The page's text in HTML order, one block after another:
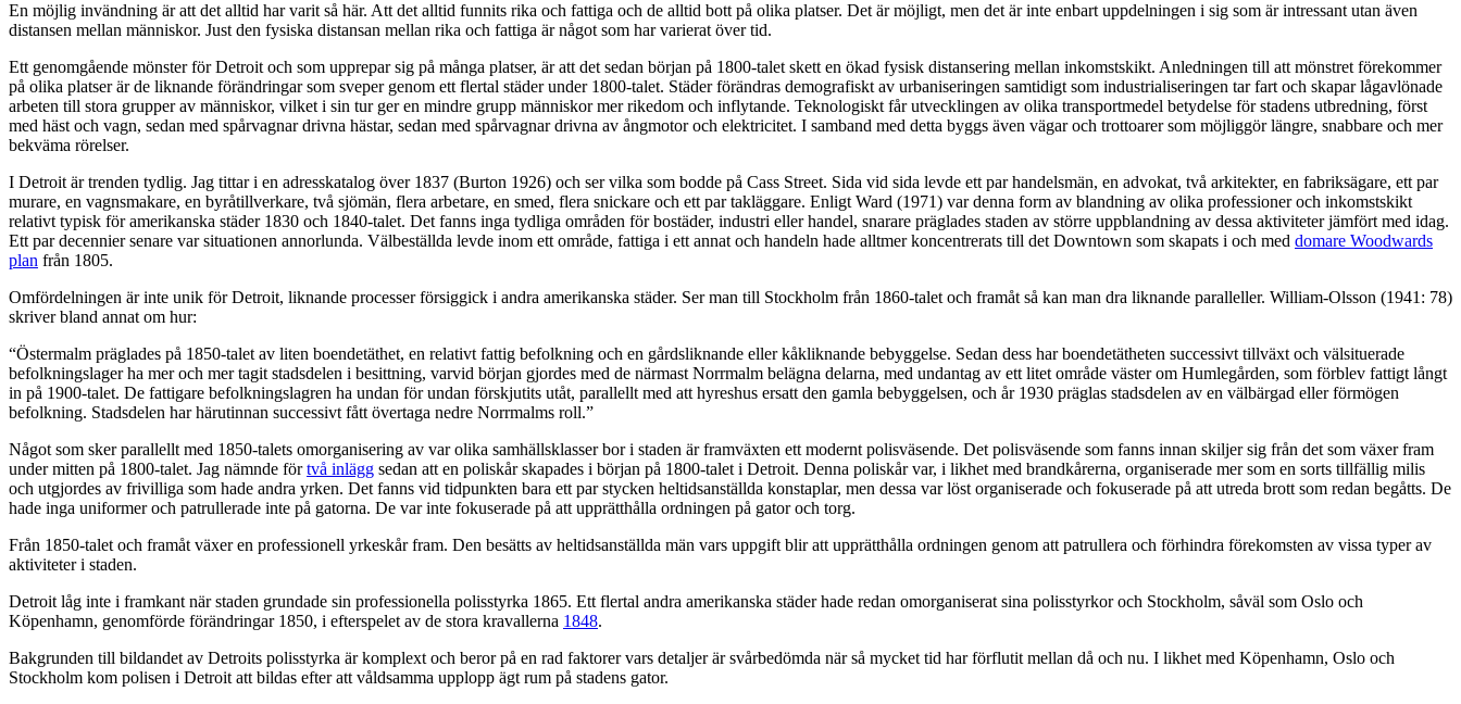
En möjlig invändning är att det alltid har varit så här. Att det alltid funnits rika och fattiga och de alltid bott på olika platser. Det är möjligt, men det är inte enbart uppdelningen i sig som är intressant utan även
distansen mellan människor. Just den fysiska distansan mellan rika och fattiga är något som har varierat över tid.
Ett genomgående mönster för Detroit och som upprepar sig på många platser, är att det sedan början på 1800-talet skett en ökad fysisk distansering mellan inkomstskikt. Anledningen till att mönstret förekommer
på olika platser är de liknande förändringar som sveper genom ett flertal städer under 1800-talet. Städer förändras demografiskt av urbaniseringen samtidigt som industrialiseringen tar fart och skapar lågavlönade
arbeten till stora grupper av människor, vilket i sin tur ger en mindre grupp människor mer rikedom och inflytande. Teknologiskt får utvecklingen av olika transportmedel betydelse för stadens utbredning, först
med häst och vagn, sedan med spårvagnar drivna hästar, sedan med spårvagnar drivna av ångmotor och elektricitet. I samband med detta byggs även vägar och trottoarer som möjliggör längre, snabbare och mer
bekväma rörelser.
I Detroit är trenden tydlig. Jag tittar i en adresskatalog över 1837 (Burton 1926) och ser vilka som bodde på Cass Street. Sida vid sida levde ett par handelsmän, en advokat, två arkitekter, en fabriksägare, ett par
murare, en vagnsmakare, en byråtillverkare, två sjömän, flera arbetare, en smed, flera snickare och ett par takläggare. Enligt Ward (1971) var denna form av blandning av olika professioner och inkomstskikt
relativt typisk för amerikanska städer 1830 och 1840-talet. Det fanns inga tydliga områden för bostäder, industri eller handel, snarare präglades staden av större uppblandning av dessa aktiviteter jämfört med idag.
Ett par decennier senare var situationen annorlunda. Välbeställda levde inom ett område, fattiga i ett annat och handeln hade alltmer koncentrerats till det Downtown som skapats i och med domare Woodwards
plan från 1805.
Omfördelningen är inte unik för Detroit, liknande processer försiggick i andra amerikanska städer. Ser man till Stockholm från 1860-talet och framåt så kan man dra liknande paralleller. William-Olsson (1941: 78)
skriver bland annat om hur:
“Östermalm präglades på 1850-talet av liten boendetäthet, en relativt fattig befolkning och en gårdsliknande eller kåkliknande bebyggelse. Sedan dess har boendetätheten successivt tillväxt och välsituerade
befolkningslager ha mer och mer tagit stadsdelen i besittning, varvid början gjordes med de närmast Norrmalm belägna delarna, med undantag av ett litet område väster om Humlegården, som förblev fattigt långt
in på 1900-talet. De fattigare befolkningslagren ha undan för undan förskjutits utåt, parallellt med att hyreshus ersatt den gamla bebyggelsen, och år 1930 präglas stadsdelen av en välbärgad eller förmögen
befolkning. Stadsdelen har härutinnan successivt fått övertaga nedre Norrmalms roll.”
Något som sker parallellt med 1850-talets omorganisering av var olika samhällsklasser bor i staden är framväxten ett modernt polisväsende. Det polisväsende som fanns innan skiljer sig från det som växer fram
under mitten på 1800-talet. Jag nämnde förtvå inlägg sedan att en poliskår skapades i början på 1800-talet i Detroit. Denna poliskår var, i likhet med brandkårerna, organiserade mer som en sorts tillfällig milis
och utgjordes av frivilliga som hade andra yrken. Det fanns vid tidpunkten bara ett par stycken heltidsanställda konstaplar, men dessa var löst organiserade och fokuserade på att utreda brott som redan begåtts. De
hade inga uniformer och patrullerade inte på gatorna. De var inte fokuserade på att upprätthålla ordningen på gator och torg.
Från 1850-talet och framåt växer en professionell yrkeskår fram. Den besätts av heltidsanställda män vars uppgift blir att upprätthålla ordningen genom att patrullera och förhindra förekomsten av vissa typer av
aktiviteter i staden.
Detroit låg inte i framkant när staden grundade sin professionella polisstyrka 1865. Ett flertal andra amerikanska städer hade redan omorganiserat sina polisstyrkor och Stockholm, såväl som Oslo och
Köpenhamn, genomförde förändringar 1850, i efterspelet av de stora kravallerna 1848.
Bakgrunden till bildandet av Detroits polisstyrka är komplext och beror på en rad faktorer vars detaljer är svårbedömda när så mycket tid har förflutit mellan då och nu. I likhet med Köpenhamn, Oslo och
Stockholm kom polisen i Detroit att bildas efter att våldsamma upplopp ägt rum på stadens gator.